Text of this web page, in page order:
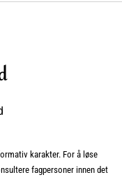
karakter. For å løse
fagpersoner innen det